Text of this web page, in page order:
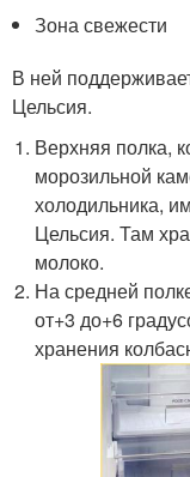
Зона свежести
В ней
Цельсия.
Верхняя полка,
морозильной
холодильника,
Цельсия. Там
молоко.
На средней
от+3 до+6
хранения